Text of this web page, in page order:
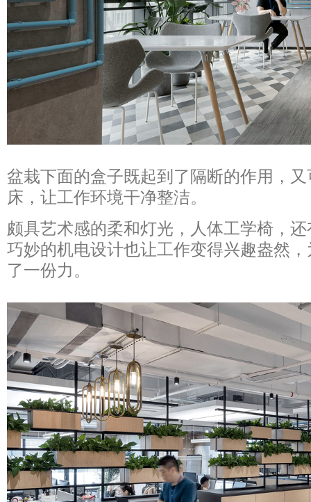
盆栽下面的盒子既起到了隔断的作用，
床，让工作环境干净整洁。
颇具艺术感的柔和灯光，人体工学椅，
巧妙的机电设计也让工作变得兴趣盎然
了一份力。